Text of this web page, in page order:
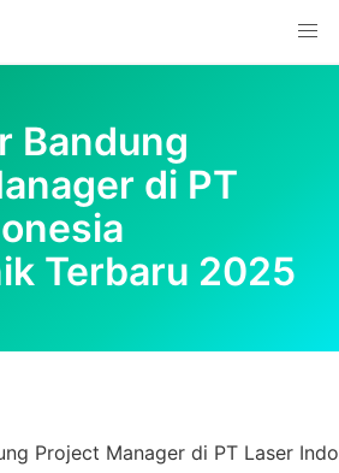
Bandung
di PT
Terbaru 2025
Project Manager di PT Laser